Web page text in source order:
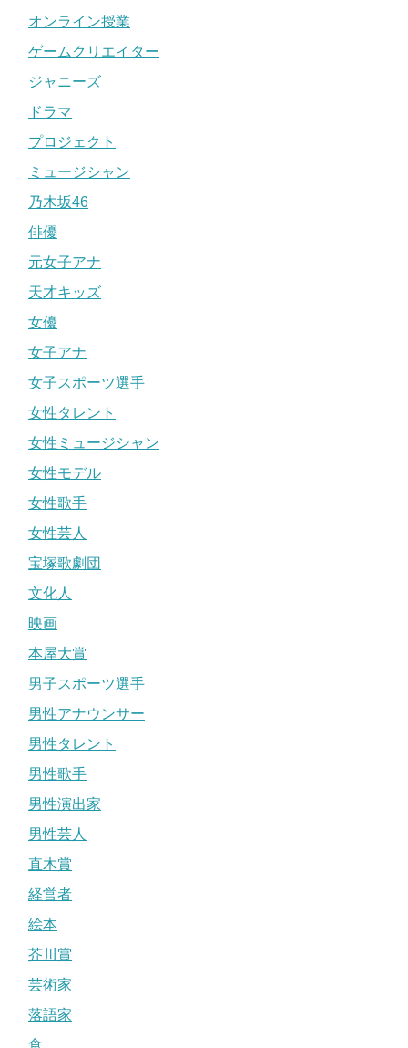
オンライン授業
ゲームクリエイター
ジャニーズ
ドラマ
プロジェクト
ミュージシャン
乃木坂46
俳優
元女子アナ
天才キッズ
女優
女子アナ
女子スポーツ選手
女性タレント
女性ミュージシャン
女性モデル
女性歌手
女性芸人
宝塚歌劇団
文化人
映画
本屋大賞
男子スポーツ選手
男性アナウンサー
男性タレント
男性歌手
男性演出家
男性芸人
直木賞
経営者
絵本
芥川賞
芸術家
落語家
食